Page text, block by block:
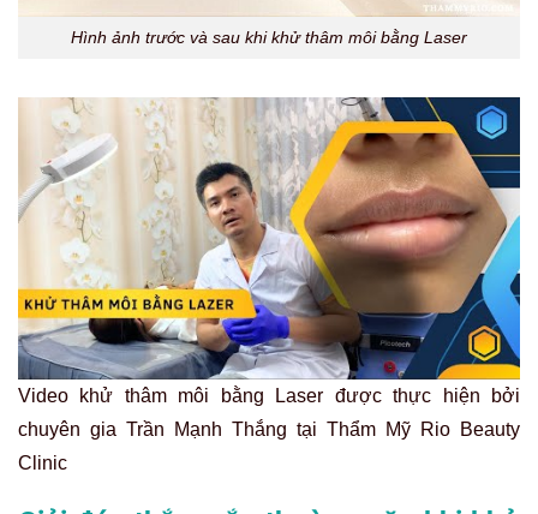
Hình ảnh trước và sau khi khử thâm môi bằng Laser
Video khử thâm môi bằng Laser được thực hiện bởi
chuyên gia Trần Mạnh Thắng tại Thẩm Mỹ Rio Beauty
Clinic